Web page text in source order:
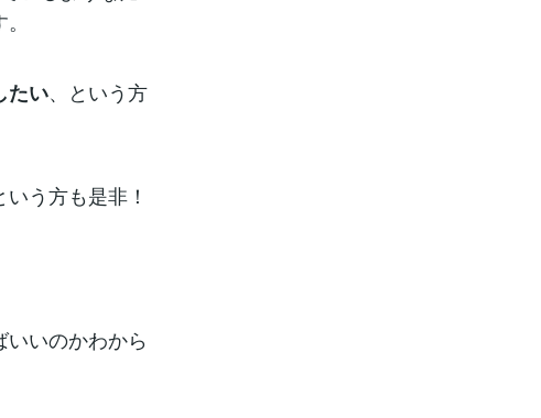
たい、という方
いう方も是非！
いのかわから